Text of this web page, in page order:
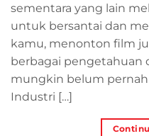
sementara yang lain
untuk bersantai dan
kamu, menonton film
berbagai pengetahuan
mungkin belum
Industri […]